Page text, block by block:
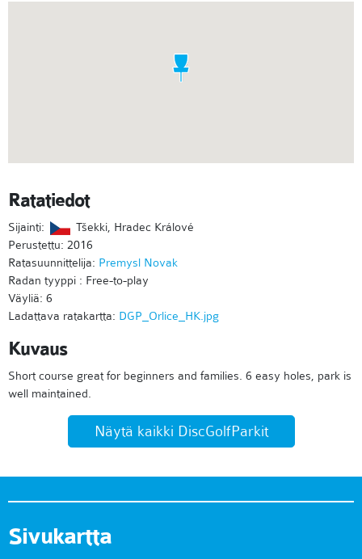
Ratatiedot
Sijainti:
Tšekki, Hradec Králové
Perustettu: 2016
Ratasuunnittelija: Premysl Novak
Radan tyyppi : Free-to-play
Väyliä: 6
Ladattava ratakartta: DGP_Orlice_HK.jpg
Kuvaus
Short course great for beginners and families. 6 easy holes, park is
well maintained.
Näytä kaikki DiscGolfParkit
Sivukartta